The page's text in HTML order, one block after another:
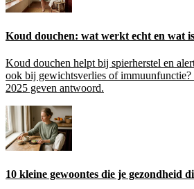
Koud douchen: wat werkt echt en wat
Koud douchen helpt bij spierherstel en
ook bij gewichtsverlies of immuunfunctie?
2025 geven antwoord.
10 kleine gewoontes die je gezondheid